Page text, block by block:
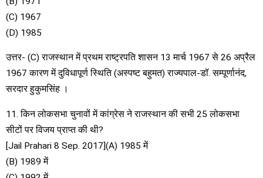
(C) 1967
(D) 1985
उत्तर- (C) राजस्थान में प्रथम राष्ट्रपति शासन 13 मार्च 1967 से 26 अप्रैल
1967 कारण में दुविधापूर्ण स्थिति (अस्पष्ट बहुमत) राज्यपाल-डॉ. सम्पूर्णानंद,
सरदार हुकुमसिंह ।
11. किन लोकसभा चुनावों में कांग्रेस ने राजस्थान की सभी 25 लोकसभा
सीटों पर विजय प्राप्त की थी?
[Jail Prahari 8 Sep. 2017](A) 1985 में
(B) 1989 में